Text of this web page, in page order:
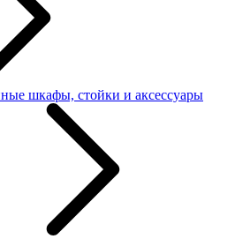
шкафы, стойки и аксессуары